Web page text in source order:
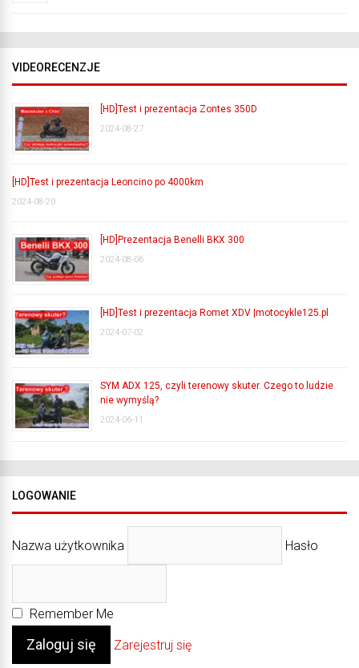
VIDEORECENZJE
[HD]Test i prezentacja Zontes 350D
2024-08-27
[HD]Test i prezentacja Leoncino po 4000km
2024-08-20
[HD]Prezentacja Benelli BKX 300
2024-08-06
[HD]Test i prezentacja Romet XDV |motocykle125.pl
2024-07-02
SYM ADX 125, czyli terenowy skuter. Czego to ludzie
nie wymyślą?
2024-06-11
LOGOWANIE
Nazwa użytkownika Hasło
Remember Me
Zarejestruj się